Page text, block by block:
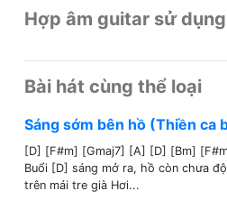
Hợp âm guitar sử dụng
Bài hát cùng thể loại
Sáng sớm bên hồ (Thiền ca
[D] [F#m] [Gmaj7] [A] [D] [Bm]
Buổi [D] sáng mở ra, hồ còn chưa
trên mái tre già Hơi...